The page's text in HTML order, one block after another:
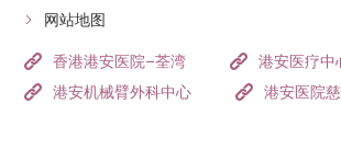
网站地图
香港港安医院–荃湾
港安医疗中
港安机械臂外科中心
港安医院